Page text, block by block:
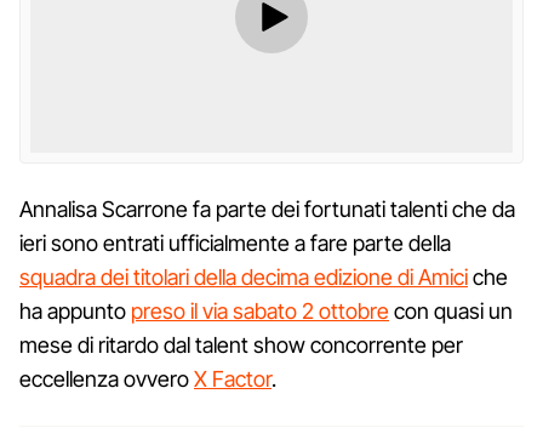
Annalisa Scarrone fa parte dei fortunati talenti che da
ieri sono entrati ufficialmente a fare parte della
squadra dei titolari della decima edizione di Amiciche
ha appunto preso il via sabato 2 ottobrecon quasi un
mese di ritardo dal talent show concorrente per
eccellenza ovveroX Factor.